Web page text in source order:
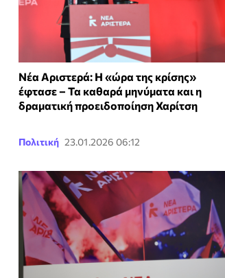
Νέα Αριστερά: Η «ώρα της κρίσης»
έφτασε – Τα καθαρά μηνύματα και η
δραματική προειδοποίηση Χαρίτση
Πολιτική 23.01.2026 06:12